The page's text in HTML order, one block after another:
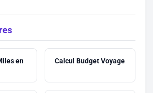
en
Calcul Budget Voyage